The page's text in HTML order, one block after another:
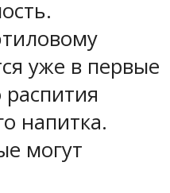
уже в первые
напитка.
могут